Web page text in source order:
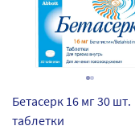
Бетасерк 16 мг 30 шт.
таблетки